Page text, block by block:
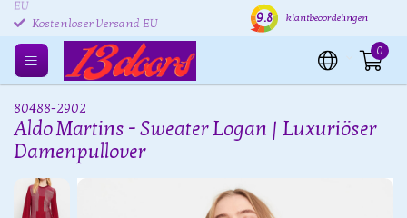
EU
Versand innerhalb von 24
9.8 klantbeoordelingen
0
80488-2902
Aldo Martins - Sweater Logan | Luxuriöser
Damenpullover